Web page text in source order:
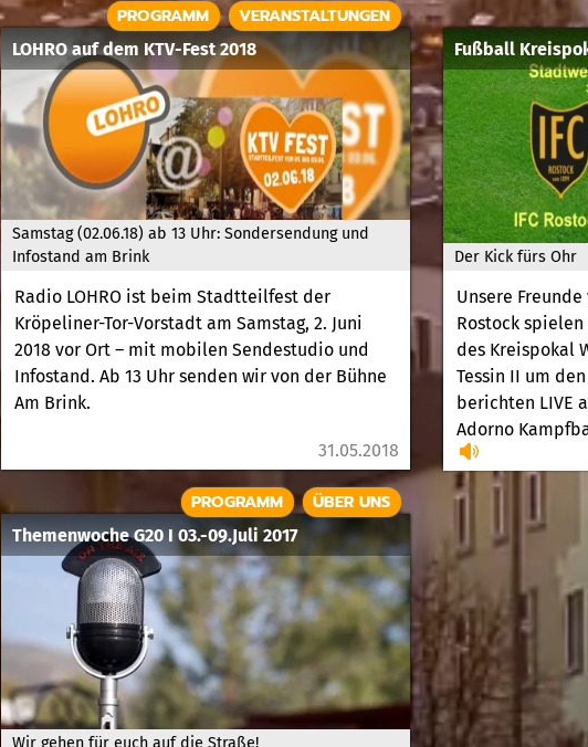
Samstag (02.06.18) ab 13 Uhr: Sondersendung und
Infostand am Brink
LOHRO auf dem KTV-Fest 2018
PROGRAMM VERANSTALTUNGEN
Radio LOHRO ist beim Stadtteilfest der
Kröpeliner-Tor-Vorstadt am Samstag, 2. Juni
2018 vor Ort – mit mobilen Sendestudio und
Infostand. Ab 13 Uhr senden wir von der Bühne
Am Brink.
31.05.2018
Der Kick fürs Ohr
Fußball
Unsere
Rostock
des Kreispokal
Tessin II um
berichten LIVE
Adorno
Wir gehen für euch auf die Straße!
Themenwoche G20 I 03.-09.Juli 2017
PROGRAMM ÜBER UNS